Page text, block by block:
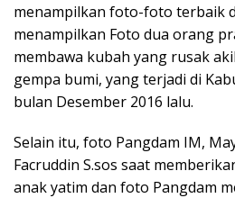
menampilkan foto-foto terbaik
menampilkan Foto dua orang
membawa kubah yang rusak
gempa bumi, yang terjadi di
bulan Desember 2016 lalu.
Selain itu, foto Pangdam IM,
Facruddin S.sos saat
anak yatim dan foto Pangdam